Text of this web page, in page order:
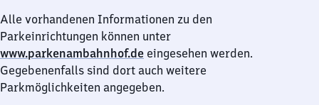
Alle vorhandenen Informationen zu den
Parkeinrichtungen können unter
www.parkenambahnhof.de eingesehen werden.
Gegebenenfalls sind dort auch weitere
Parkmöglichkeiten angegeben.